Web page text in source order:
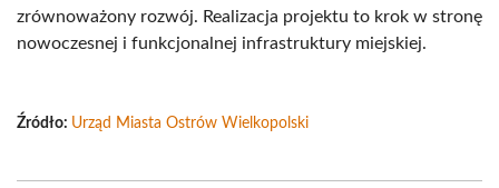
zrównoważony rozwój. Realizacja projektu to krok w stronę
nowoczesnej i funkcjonalnej infrastruktury miejskiej.
Źródło: Urząd Miasta Ostrów Wielkopolski